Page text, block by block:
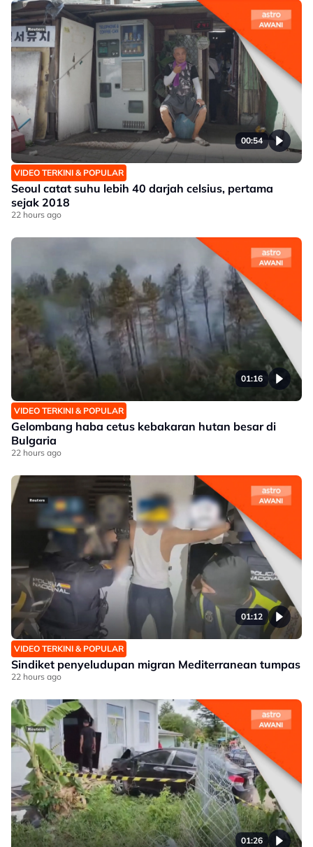
00:54
VIDEO TERKINI & POPULAR
Seoul catat suhu lebih 40 darjah celsius, pertama
sejak 2018
22 hours ago
01:16
VIDEO TERKINI & POPULAR
Gelombang haba cetus kebakaran hutan besar di
Bulgaria
22 hours ago
01:12
VIDEO TERKINI & POPULAR
Sindiket penyeludupan migran Mediterranean tumpas
22 hours ago
01:26